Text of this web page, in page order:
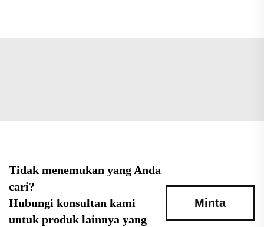
Tidak menemukan yang Anda
cari?
Hubungi konsultan kami
untuk produk lainnya yang
Minta